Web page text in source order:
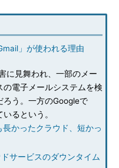
」が使われる理由
に見舞われ、一部のメー
電子メールシステムを検
ろう。一方のGoogleで
るという。
かったクラウド、短かっ
サービスのダウンタイム